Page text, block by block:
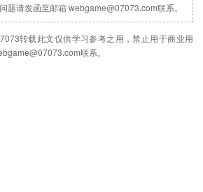
题请发函至邮箱 webgame@07073.com联系。
转载此文仅供学习参考之用，禁止用于商业用
联系。